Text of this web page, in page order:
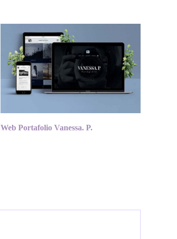
Web Portafolio Vanessa. P.